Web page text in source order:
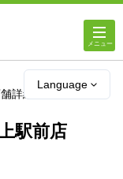
Language
詳細
駅前店